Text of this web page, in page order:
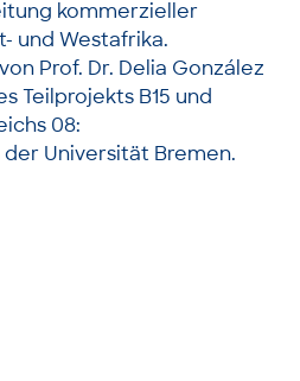
kommerzieller
und Westafrika.
Prof. Dr. Delia González
Teilprojekts B15 und
08:
Universität Bremen.